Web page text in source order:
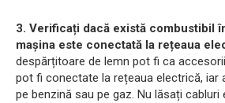
3. Verificați dacă există combustibil
mașina este conectată la rețeaua
despărțitoare de lemn pot fi ca
pot fi conectate la rețeaua electrică, iar
pe benzină sau pe gaz. Nu lăsați cabluri